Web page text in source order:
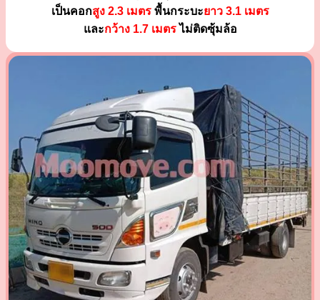
เป็นคอกสูง 2.3 เมตรพื้นกระบะยาว 3.1 เมตร
และกว้าง 1.7 เมตรไม่ติดซุ้มล้อ